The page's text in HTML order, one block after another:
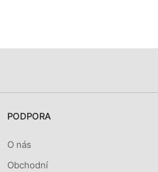
PODPORA
O nás
Obchodní